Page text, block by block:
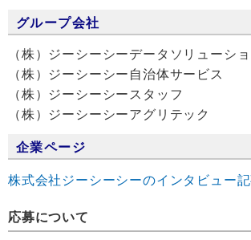
グループ会社
（株）ジーシーシーデータソリューシ
（株）ジーシーシー自治体サービス
（株）ジーシーシースタッフ
（株）ジーシーシーアグリテック
企業ページ
株式会社ジーシーシーのインタビュー
応募について